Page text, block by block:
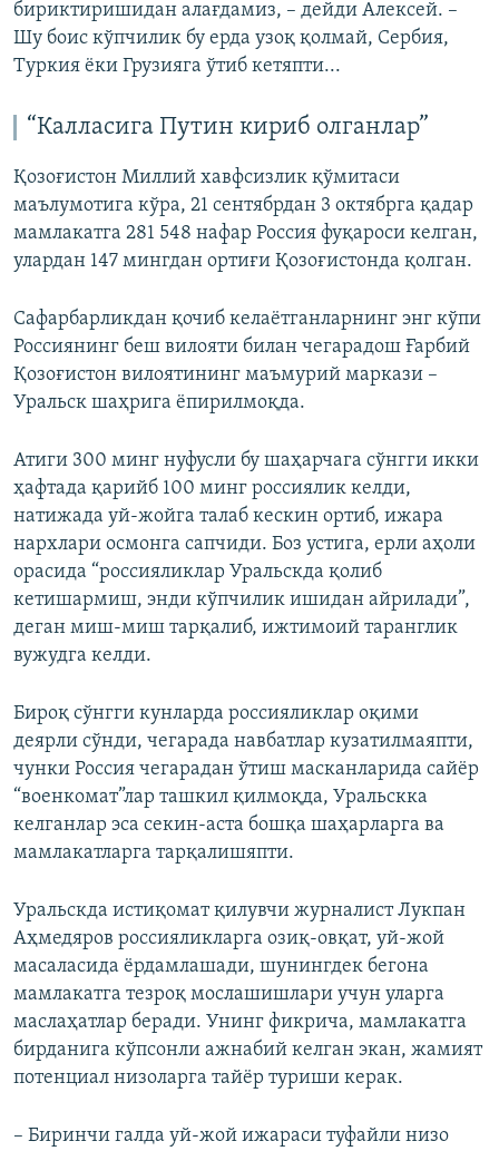
бириктиришидан алағдамиз, – дейди Алексей. –
Шу боис кўпчилик бу ерда узоқ қолмай, Сербия,
Туркия ёки Грузияга ўтиб кетяпти...
“Калласига Путин кириб олганлар”
Қозоғистон Миллий хавфсизлик қўмитаси
маълумотига кўра, 21 сентябрдан 3 октябрга қадар
мамлакатга 281 548 нафар Россия фуқароси келган,
улардан 147 мингдан ортиғи Қозоғистонда қолган.
Сафарбарликдан қочиб келаётганларнинг энг кўпи
Россиянинг беш вилояти билан чегарадош Ғарбий
Қозоғистон вилоятининг маъмурий маркази –
Уральск шаҳрига ёпирилмоқда.
Атиги 300 минг нуфусли бу шаҳарчага сўнгги икки
ҳафтада қарийб 100 минг россиялик келди,
натижада уй-жойга талаб кескин ортиб, ижара
нархлари осмонга сапчиди. Боз устига, ерли аҳоли
орасида “россияликлар Уральскда қолиб
кетишармиш, энди кўпчилик ишидан айрилади”,
деган миш-миш тарқалиб, ижтимоий таранглик
вужудга келди.
Бироқ сўнгги кунларда россияликлар оқими
деярли сўнди, чегарада навбатлар кузатилмаяпти,
чунки Россия чегарадан ўтиш масканларида сайёр
“военкомат”лар ташкил қилмоқда, Уральскка
келганлар эса секин-аста бошқа шаҳарларга ва
мамлакатларга тарқалишяпти.
Уральскда истиқомат қилувчи журналист Лукпан
Аҳмедяров россияликларга озиқ-овқат, уй-жой
масаласида ёрдамлашади, шунингдек бегона
мамлакатга тезроқ мослашишлари учун уларга
маслаҳатлар беради. Унинг фикрича, мамлакатга
бирданига кўпсонли ажнабий келган экан, жамият
потенциал низоларга тайёр туриши керак.
– Биринчи галда уй-жой ижараси туфайли низо